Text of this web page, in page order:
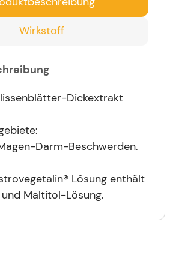
Wirkstoff
Dickextrakt
Darm-Beschwerden.
Lösung enthält
Maltitol-Lösung.